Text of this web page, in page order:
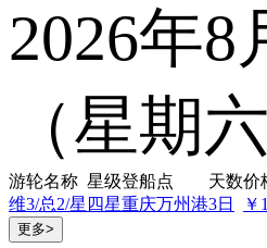
2026年8
（星期六
游轮名称 星级登船点 天数价
维3/总2/星 四星重庆万州港3日 ￥
更多>